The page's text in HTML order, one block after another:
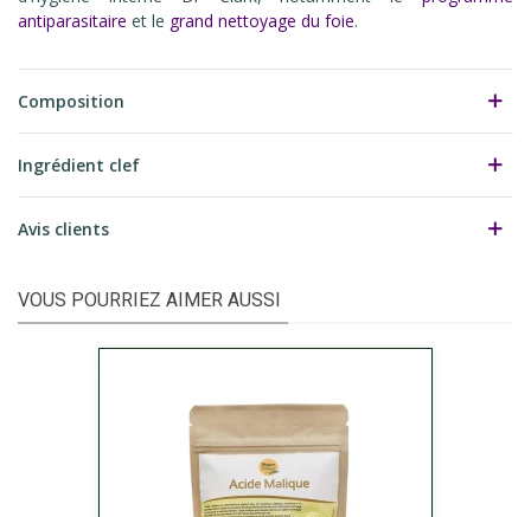
antiparasitaire et le grand nettoyage du foie.
Composition
Ingrédient clef
Avis clients
VOUS POURRIEZ AIMER AUSSI